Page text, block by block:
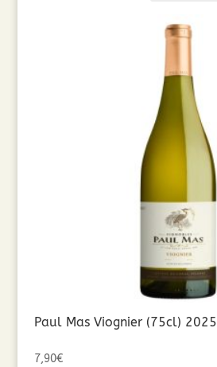
popularité
Paul Mas Viognier (75cl) 2025
7,90€